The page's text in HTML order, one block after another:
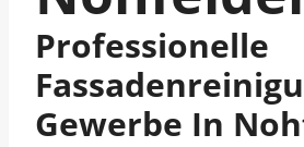
Professionelle
Gewerbe In